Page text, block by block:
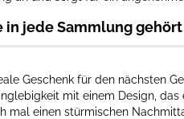
in jede Sammlung gehört
Geschenk für den nächsten
mit einem Design,
mal einen stürmischen